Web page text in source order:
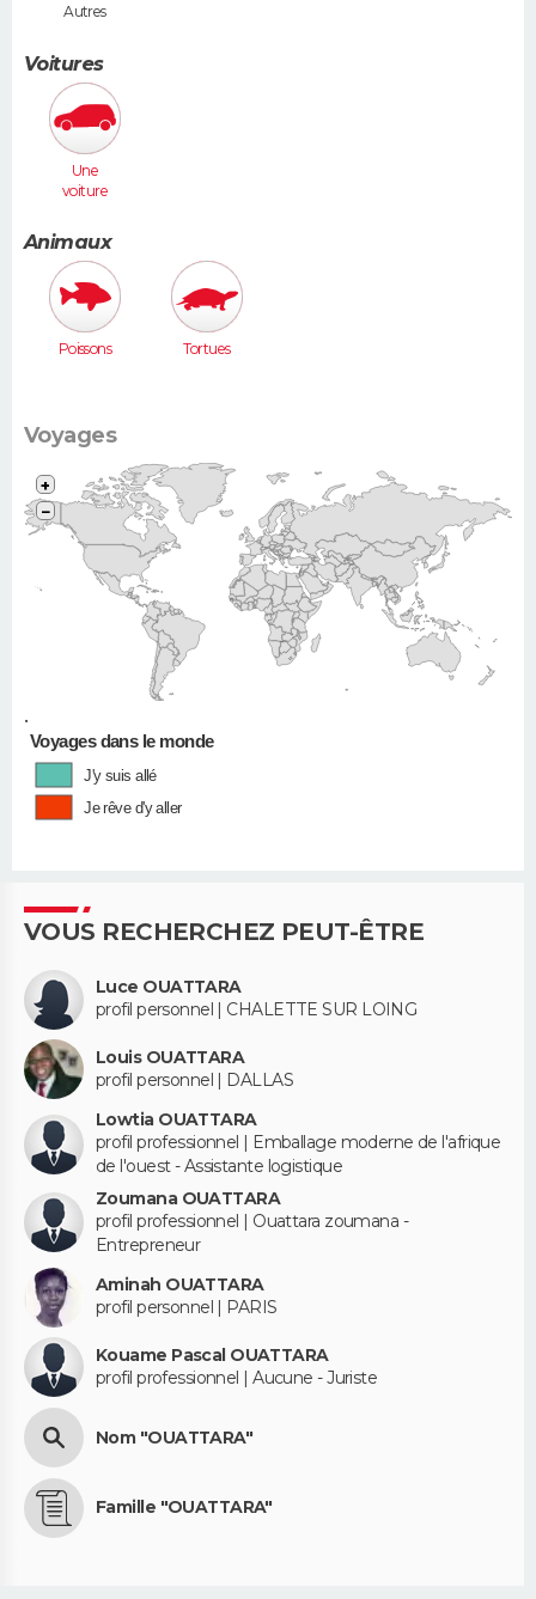
Autres
Voitures
Une
voiture
(Megane,
307...)
Animaux
Poissons Tortues
Voyages
•
+
−
Voyages dans le monde
J'y suis allé
Je rêve d'y aller
VOUS RECHERCHEZ PEUT-ÊTRE
Luce OUATTARA
profil personnel | CHALETTE SUR LOING
Louis OUATTARA
profil personnel | DALLAS
Lowtia OUATTARA
profil professionnel | Emballage moderne de l'afrique
de l'ouest - Assistante logistique
Zoumana OUATTARA
profil professionnel | Ouattara zoumana -
Entrepreneur
Aminah OUATTARA
profil personnel | PARIS
Kouame Pascal OUATTARA
profil professionnel | Aucune - Juriste
Nom "OUATTARA"
Famille "OUATTARA"